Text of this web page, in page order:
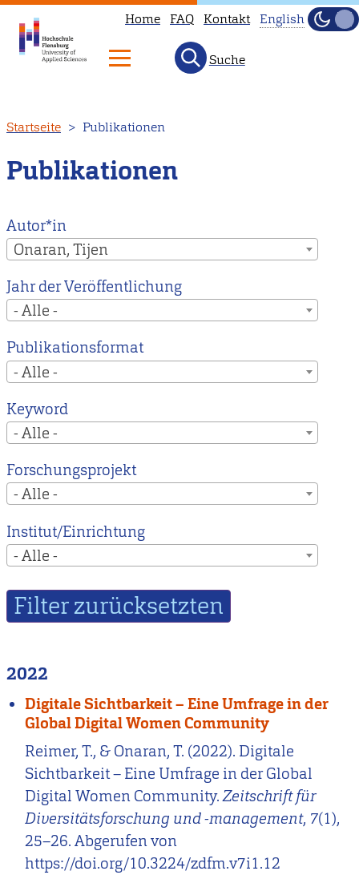
zum
Inhalt
Home FAQ Kontakt
to
our
main
instead.
English
Hell
Suche
Startseite Publikationen
Publikationen
Autor*in
Onaran, Tijen
Jahr der Veröffentlichung
- Alle -
Publikationsformat
- Alle -
Keyword
- Alle -
Forschungsprojekt
- Alle -
Institut/Einrichtung
- Alle -
2022
Digitale Sichtbarkeit – Eine Umfrage in der
Global Digital Women Community
Reimer, T., & Onaran, T. (2022). Digitale
Sichtbarkeit – Eine Umfrage in der Global
Digital Women Community.Zeitschrift für
Diversitätsforschung und -management, 7(1),
25–26. Abgerufen von
https://doi.org/10.3224/zdfm.v7i1.12